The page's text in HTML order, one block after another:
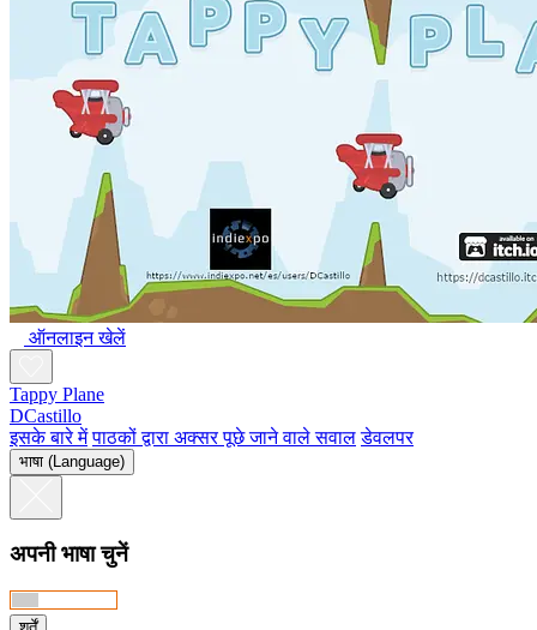
ऑनलाइन खेलें
Tappy Plane
DCastillo
इसके बारे में पाठकों द्वारा अक्सर पूछे जाने वाले सवाल डेवलपर
भाषा (Language)
अपनी भाषा चुनें